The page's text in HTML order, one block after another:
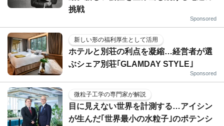
挑戦
Sponsored
新しい形の福利厚生として活用
ホテルと別荘の利点を凝縮…経営者が選
ぶシェア別荘｢GLAMDAY STYLE｣
Sponsored
微粒子工学の専門家が解説
目に見えない世界を計測する…アイシン
が生んだ｢世界最小の水粒子｣のポテンシ